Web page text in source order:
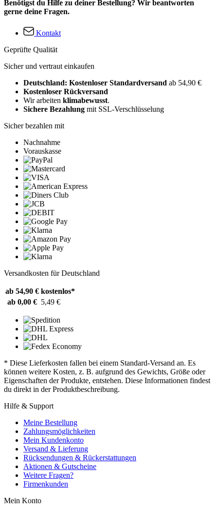
Benötigst du Hilfe zu deiner Bestellung? Wir beantworten
gerne deine Fragen.
Kontakt
Geprüfte Qualität
Sicher und vertraut einkaufen
Deutschland: Kostenloser Standardversand ab 54,90 €
Kostenloser Rückversand
Wir arbeiten klimabewusst.
Sichere Bezahlung mit SSL-Verschlüsselung
Sicher bezahlen mit
Nachnahme
Vorauskasse
Versandkosten für Deutschland
ab 54,90 € kostenlos*
ab 0,00 € 5,49 €
* Diese Lieferkosten fallen bei einem Standard-Versand an. Es
können weitere Kosten, z. B. aufgrund des Gewichts, Größe oder
Eigenschaften der Produkte, entstehen. Diese Informationen findest
du direkt in der Produktbeschreibung.
Hilfe & Support
Meine Bestellung
Zahlungsmöglichkeiten
Mein Kundenkonto
Versand & Lieferung
Rücksendungen & Rückerstattungen
Aktionen & Gutscheine
Weitere Fragen?
Firmenkunden
Mein Konto